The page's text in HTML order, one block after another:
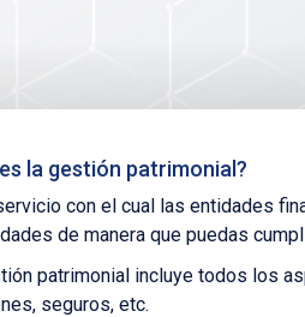
es la gestión patrimonial?
con el cual las entidades
de manera que puedas
patrimonial incluye todos los
seguros, etc.